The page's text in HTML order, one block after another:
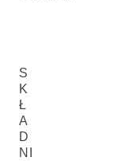
S
K
Ł
A
D
NI